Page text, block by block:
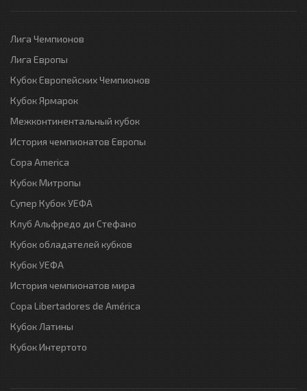
Лига Чемпионов
Лига Европы
Кубок Европейских Чемпионов
Кубок Ярмарок
Межконтинентальный кубок
История чемпионатов Европы
Copa America
Кубок Митропы
Супер Кубок УЕФА
Клуб Альфредо ди Стефано
Кубок обладателей кубков
Кубок УЕФА
История чемпионатов мира
Copa Libertadores de América
Кубок Латины
Кубок Интертото